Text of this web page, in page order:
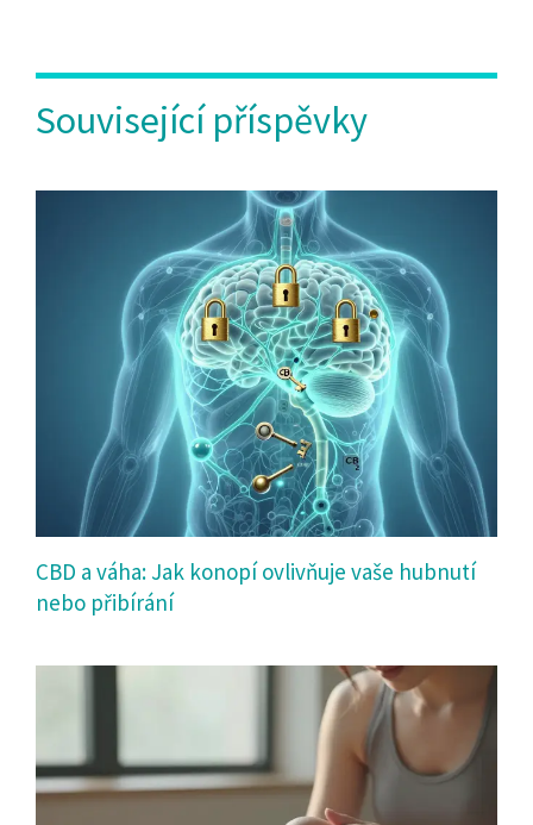
Související příspěvky
CBD a váha: Jak konopí ovlivňuje vaše hubnutí
nebo přibírání